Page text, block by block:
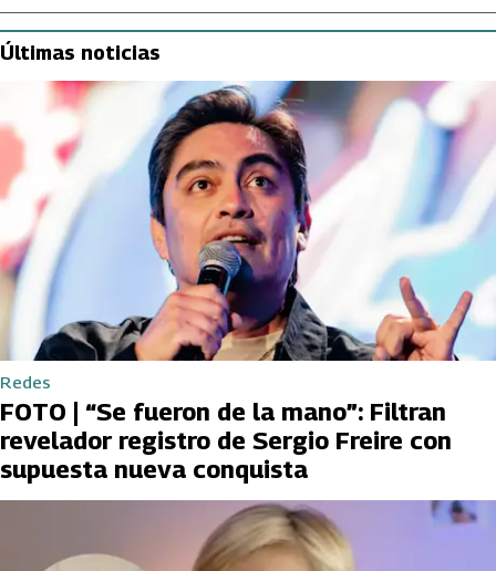
Últimas noticias
Redes
FOTO | “Se fueron de la mano”: Filtran
revelador registro de Sergio Freire con
supuesta nueva conquista